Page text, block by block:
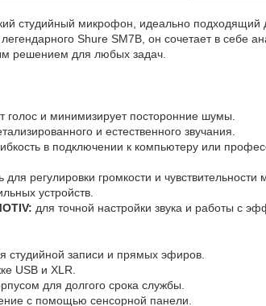
студийный микрофон, идеально подходящий
Shure SM7B, он сочетает в себе
решением для любых задач.
голос и минимизирует посторонние шумы.
и естественного звучания.
в подключении к компьютеру или
для регулировки громкости и чувствительности
устройств.
для точной настройки звука и работы с
студийной записи и прямых эфиров.
USB и XLR.
для долгого срока службы.
с помощью сенсорной панели.